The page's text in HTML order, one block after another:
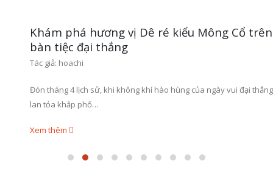
Khám phá hương vị Dê ré kiểu Mông Cổ trên
bàn tiệc đại thắng
Tác giả:hoachi
Đón tháng 4 lịch sử, khi không khí hào hùng của ngày vui đại thắng
lan tỏa khắp phố…
Xem thêm